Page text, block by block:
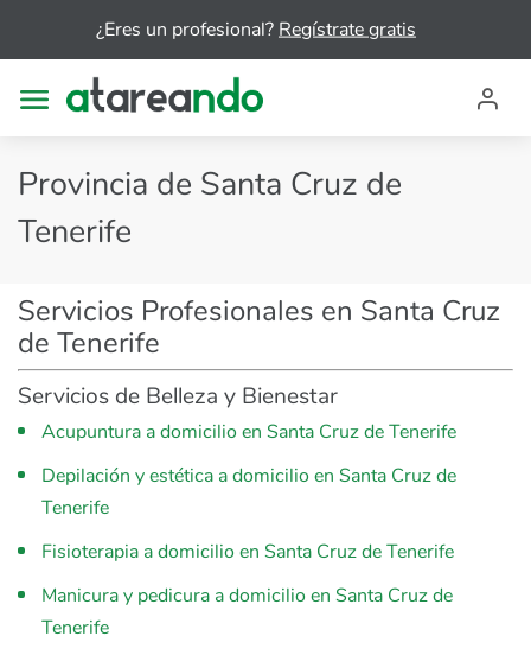
¿Eres un profesional?Regístrate gratis
Provincia de Santa Cruz de
Tenerife
Servicios Profesionales en Santa Cruz
de Tenerife
Servicios de Belleza y Bienestar
Acupuntura a domicilio en Santa Cruz de Tenerife
Depilación y estética a domicilio en Santa Cruz de
Tenerife
Fisioterapia a domicilio en Santa Cruz de Tenerife
Manicura y pedicura a domicilio en Santa Cruz de
Tenerife